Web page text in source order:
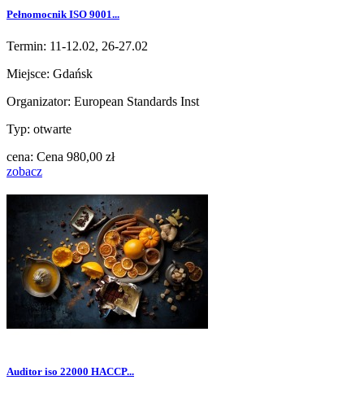
Pełnomocnik ISO 9001...
Termin: 11-12.02, 26-27.02
Miejsce: Gdańsk
Organizator: European Standards Inst
Typ: otwarte
cena: Cena 980,00 zł
zobacz
Auditor iso 22000 HACCP...